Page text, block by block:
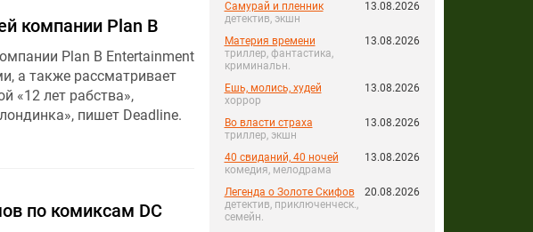
Самурай и пленник
детектив, экшн
13.08.2026
Материя времени
триллер, фантастика,
криминальн.
13.08.2026
Ешь, молись, худей
хоррор
13.08.2026
Во власти страха
триллер, экшн
13.08.2026
40 свиданий, 40 ночей
комедия, мелодрама
13.08.2026
Легенда о Золоте Скифов
детектив, приключенческ.,
семейн.
20.08.2026
компании Plan B
Plan B Entertainment
а также рассматривает
«12 лет рабства»,
пишет Deadline.
по комиксам DC